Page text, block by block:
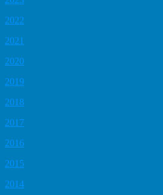
2022
2021
2020
2019
2018
2017
2016
2015
2014